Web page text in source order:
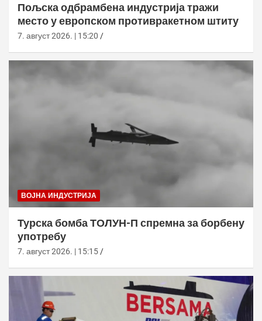
Пољска одбрамбена индустрија тражи
место у европском противракетном штиту
7. август 2026. | 15:20
ВОЈНА ИНДУСТРИЈА
Турска бомба ТОЛУН-П спремна за борбену
употребу
7. август 2026. | 15:15